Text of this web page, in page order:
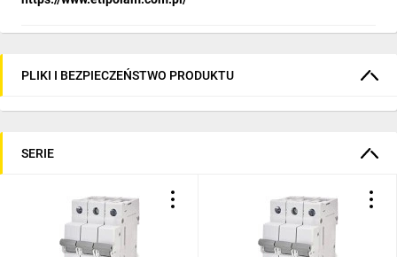
PLIKI I BEZPIECZEŃSTWO PRODUKTU
SERIE